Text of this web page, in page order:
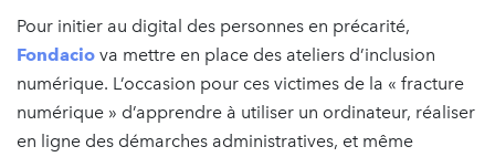
Pour initier au digital des personnes en précarité,
Fondacio va mettre en place des ateliers d’inclusion
numérique. L’occasion pour ces victimes de la « fracture
numérique » d’apprendre à utiliser un ordinateur, réaliser
en ligne des démarches administratives, et même